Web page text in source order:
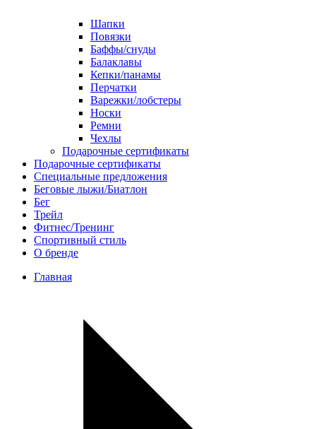
Шапки
Повязки
Баффы/снуды
Балаклавы
Кепки/панамы
Перчатки
Варежки/лобстеры
Носки
Ремни
Чехлы
Подарочные сертификаты
Подарочные сертификаты
Специальные предложения
Беговые лыжи/Биатлон
Бег
Трейл
Фитнес/Тренинг
Спортивный стиль
О бренде
Главная